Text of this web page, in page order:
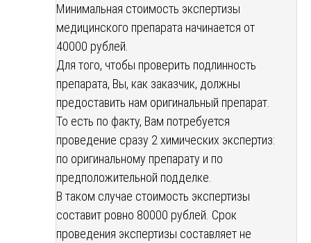
Минимальная стоимость экспертизы
медицинского препарата начинается от
40000 рублей.
Для того, чтобы проверить подлинность
препарата, Вы, как заказчик, должны
предоставить нам оригинальный препарат.
То есть по факту, Вам потребуется
проведение сразу 2 химических экспертиз:
по оригинальному препарату и по
предположительной подделке.
В таком случае стоимость экспертизы
составит ровно 80000 рублей. Срок
проведения экспертизы составляет не